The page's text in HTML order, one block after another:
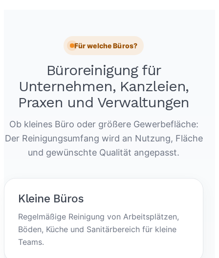
Für welche Büros?
Büroreinigung für
Unternehmen, Kanzleien,
Praxen und Verwaltungen
Ob kleines Büro oder größere Gewerbefläche:
Der Reinigungsumfang wird an Nutzung, Fläche
und gewünschte Qualität angepasst.
Kleine Büros
Regelmäßige Reinigung von Arbeitsplätzen,
Böden, Küche und Sanitärbereich für kleine
Teams.